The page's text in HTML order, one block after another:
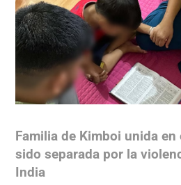
Familia de Kimboi unida
sido separada por la
India